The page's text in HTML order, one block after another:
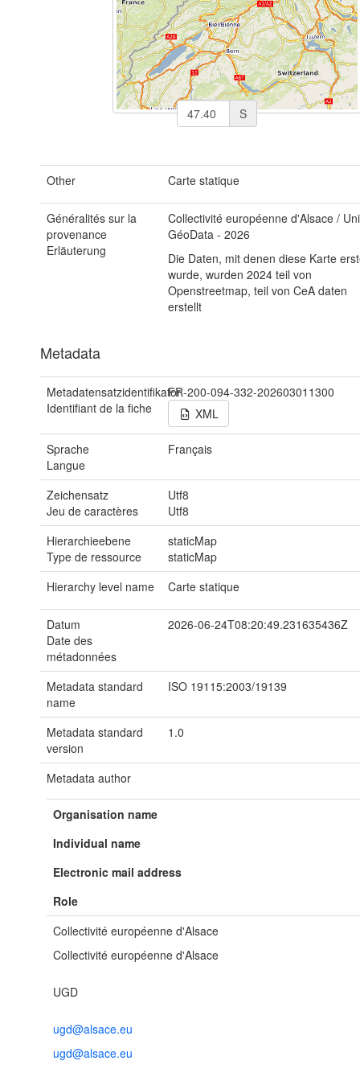
S
Other Carte statique
Généralités sur la
provenance
Erläuterung
Collectivité européenne d'Alsace /
GéoData - 2026
Die Daten, mit denen diese Karte
wurde, wurden 2024 teil von
Openstreetmap, teil von CeA daten
erstellt
Metadata
Metadatensatzidentifikator
Identifiant de la fiche
FR-200-094-332-202603011300
XML
Sprache
Langue
Français
Zeichensatz
Jeu de caractères
Utf8
Utf8
Hierarchieebene
Type de ressource
staticMap
staticMap
Hierarchy level name
Carte statique
Datum
Date des
métadonnées
2026-06-24T08:20:49.231635436Z
Metadata standard
name
ISO 19115:2003/19139
Metadata standard
version
1.0
Metadata author
Organisation name
Individual name
Electronic mail address
Role
Collectivité européenne d'Alsace
Collectivité européenne d'Alsace
UGD
ugd@alsace.eu
ugd@alsace.eu